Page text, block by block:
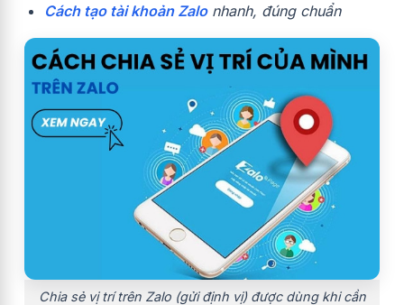
Cách tạo tài khoản Zalonhanh, đúng chuẩn
Chia sẻ vị trí trên Zalo (gửi định vị) được dùng khi cần